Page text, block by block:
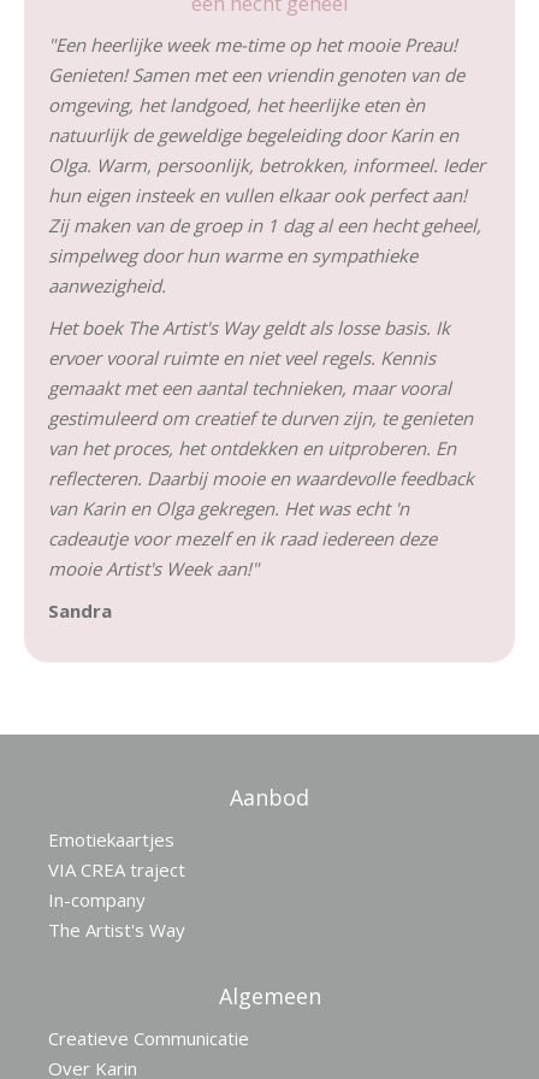
"Een heerlijke week me-time op het mooie Preau!
Genieten! Samen met een vriendin genoten van de
omgeving, het landgoed, het heerlijke eten èn
natuurlijk de geweldige begeleiding door Karin en
Olga. Warm, persoonlijk, betrokken, informeel. Ieder
hun eigen insteek en vullen elkaar ook perfect aan!
Zij maken van de groep in 1 dag al een hecht geheel,
simpelweg door hun warme en sympathieke
aanwezigheid.
Het boek The Artist's Way geldt als losse basis. Ik
ervoer vooral ruimte en niet veel regels. Kennis
gemaakt met een aantal technieken, maar vooral
gestimuleerd om creatief te durven zijn, te genieten
van het proces, het ontdekken en uitproberen. En
reflecteren. Daarbij mooie en waardevolle feedback
van Karin en Olga gekregen. Het was echt 'n
cadeautje voor mezelf en ik raad iedereen deze
mooie Artist's Week aan!"
Sandra
Aanbod
Emotiekaartjes
VIA CREA traject
In-company
The Artist's Way
Algemeen
Creatieve Communicatie
Over Karin